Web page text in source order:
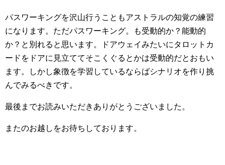
パスワーキングを沢山行うこともアストラルの知覚の練習
になります。ただパスワーキング。も受動的か？能動的
か？と別れると思います。ドアウェイみたいにタロットカ
ードをドアに見立ててそこくぐるとかは受動的だとおもい
ます。しかし象徴を学習しているならばシナリオを作り挑
んでみるべきです。
最後までお読みいただきありがとうございました。
またのお越しをお待ちしております。